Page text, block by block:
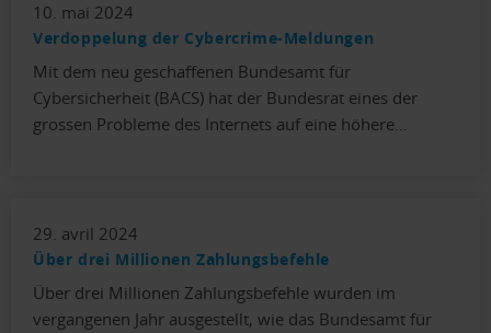
10. mai 2024
Verdoppelung der Cybercrime-Meldungen
Mit dem neu geschaffenen Bundesamt für
Cybersicherheit (BACS) hat der Bundesrat eines der
grossen Probleme des Internets auf eine höhere…
29. avril 2024
Über drei Millionen Zahlungsbefehle
Über drei Millionen Zahlungsbefehle wurden im
vergangenen Jahr ausgestellt, wie das Bundesamt für